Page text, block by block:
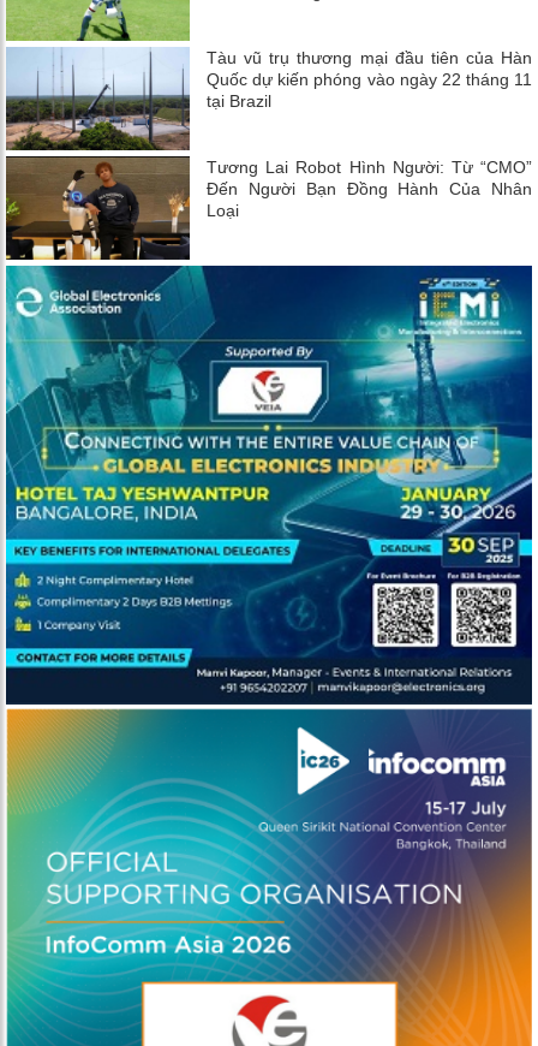
Tàu vũ trụ thương mại đầu tiên của Hàn
Quốc dự kiến ​​phóng vào ngày 22 tháng 11
tại Brazil
Tương Lai Robot Hình Người: Từ “CMO”
Đến Người Bạn Đồng Hành Của Nhân
Loại